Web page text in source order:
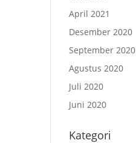
April 2021
Desember 2020
September 2020
Agustus 2020
Juli 2020
Juni 2020
Kategori